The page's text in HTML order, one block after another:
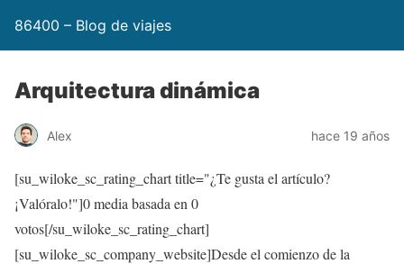
86400 – Blog de viajes
Arquitectura dinámica
Alex hace 19 años
[su_wiloke_sc_rating_chart title="¿Te gusta el artículo?
¡Valóralo!"]0media basada en 0
votos[/su_wiloke_sc_rating_chart]
[su_wiloke_sc_company_website]Desde el comienzo de la